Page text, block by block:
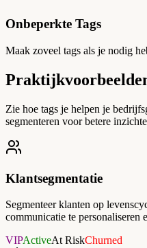
Onbeperkte Tags
Maak zoveel tags als je nodig
Zie hoe tags je helpen je
segmenteren voor betere
Klantsegmentatie
Segmenteer klanten op
communicatie te personaliseren
VIPActiveAt RiskChurned